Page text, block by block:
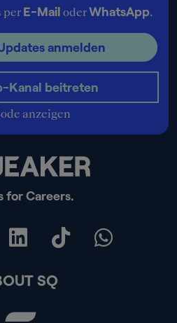
for Careers.
per E-Mail oderWhatsApp.
anmelden
Kanal beitreten
anzeigen
SQ